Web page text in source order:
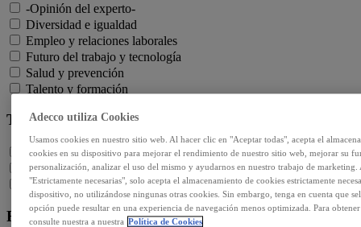
-Opinión del experto-
Diversidad e igualdad
Empleo y relaciones laborales
Futuro del trabajo y tecnología
Salud y prevención
Talento y formación
Temas de actualidad:
Reformas laborales
Reskilling y upskilling
Salud emocional y post-pandemia
Recursos:
Adecco utiliza Cookies
Usamos cookies en nuestro sitio web. Al hacer clic en "Aceptar todas", acepta el
cookies en su dispositivo para mejorar el rendimiento de nuestro sitio web, mejorar su
personalización, analizar el uso del mismo y ayudarnos en nuestro trabajo de marketing.
"Estrictamente necesarias", solo acepta el almacenamiento de cookies estrictamente
dispositivo, no utilizándose ningunas otras cookies. Sin embargo, tenga en cuenta que
opción puede resultar en una experiencia de navegación menos optimizada. Para
consulte nuestra a nuestra Política de Cookies